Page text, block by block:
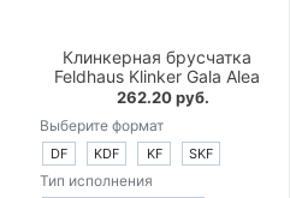
Клинкерная брусчатка
Feldhaus Klinker Gala Alea
262.20 руб.
Выберите формат
DF KDF KF SKF
Тип исполнения